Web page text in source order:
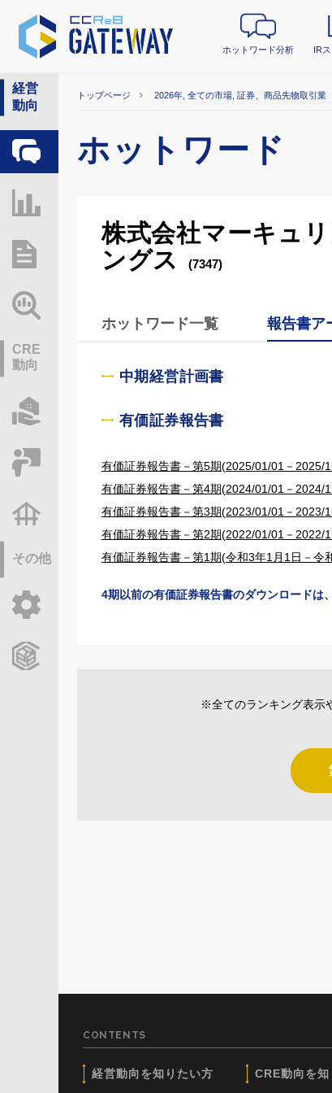
ホットワード分析 IR
経営
動向
ホットワード分析
総研レポート・分析
CRE
動向
物件情報サーチ
セミナー・研修
不動産基礎調査
その他
ご利用ガイド
トップページ 2026年, 全ての市場, 証券、商品先物取引業
ホットワード
株式会社マーキュ
ングス
(7347)
ホットワード一覧 報告書ア
中期経営計画書
有価証券報告書
有価証券報告書－第5期(2025/01/01－2025/
有価証券報告書－第4期(2024/01/01－2024/
有価証券報告書－第3期(2023/01/01－2023/
有価証券報告書－第2期(2022/01/01－2022/
有価証券報告書－第1期(令和3年1月1日－令
4期以前の有価証券報告書のダウンロードは
※全てのランキング表示
CONTENTS
経営動向を知りたい方 CRE動向を知